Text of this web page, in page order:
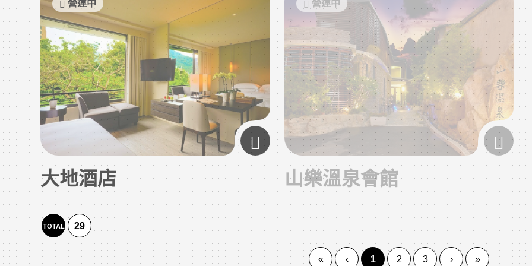
營運中
大地酒店
營運中
山樂溫泉會館
TOTAL 29
« ‹ 1 (current)
2 3 › »